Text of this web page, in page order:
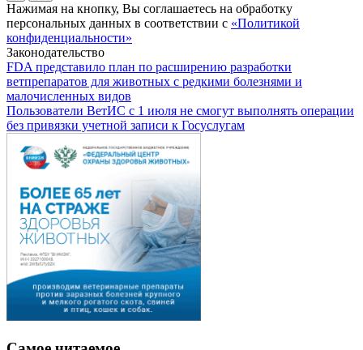
Нажимая на кнопку, Вы соглашаетесь на обработку
персональных данных в соответствии с «Политикой
конфиденциальности»
Законодательство
FDA представило план по расширению разработки
ветпрепаратов для животных с редкими болезнями и
малочисленных видов
Пользователи ВетИС с 1 июля не смогут выполнять операции
без привязки учетной записи к Госуслугам